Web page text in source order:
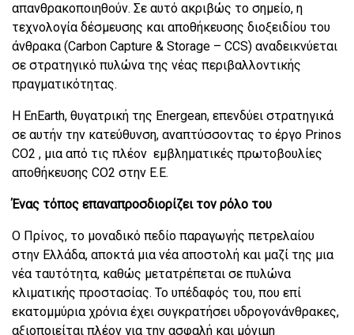
απανθρακοποιηθούν. Σε αυτό ακριβώς το σημείο, η
τεχνολογία δέσμευσης και αποθήκευσης διοξειδίου του
άνθρακα (Carbon Capture & Storage – CCS) αναδεικνύεται
σε στρατηγικό πυλώνα της νέας περιβαλλοντικής
πραγματικότητας.
Η EnEarth, θυγατρική της Energean, επενδύει στρατηγικά
σε αυτήν την κατεύθυνση, αναπτύσσοντας το έργο Prinos
CO2 , μια από τις πλέον εμβληματικές πρωτοβουλίες
αποθήκευσης CO2 στην Ε.Ε.
Ένας τόπος επαναπροσδιορίζει τον ρόλο του
Ο Πρίνος, το μοναδικό πεδίο παραγωγής πετρελαίου
στην Ελλάδα, αποκτά μια νέα αποστολή και μαζί της μια
νέα ταυτότητα, καθώς μετατρέπεται σε πυλώνα
κλιματικής προστασίας. Το υπέδαφός του, που επί
εκατομμύρια χρόνια έχει συγκρατήσει υδρογονάνθρακες,
αξιοποιείται πλέον για την ασφαλή και μόνιμη